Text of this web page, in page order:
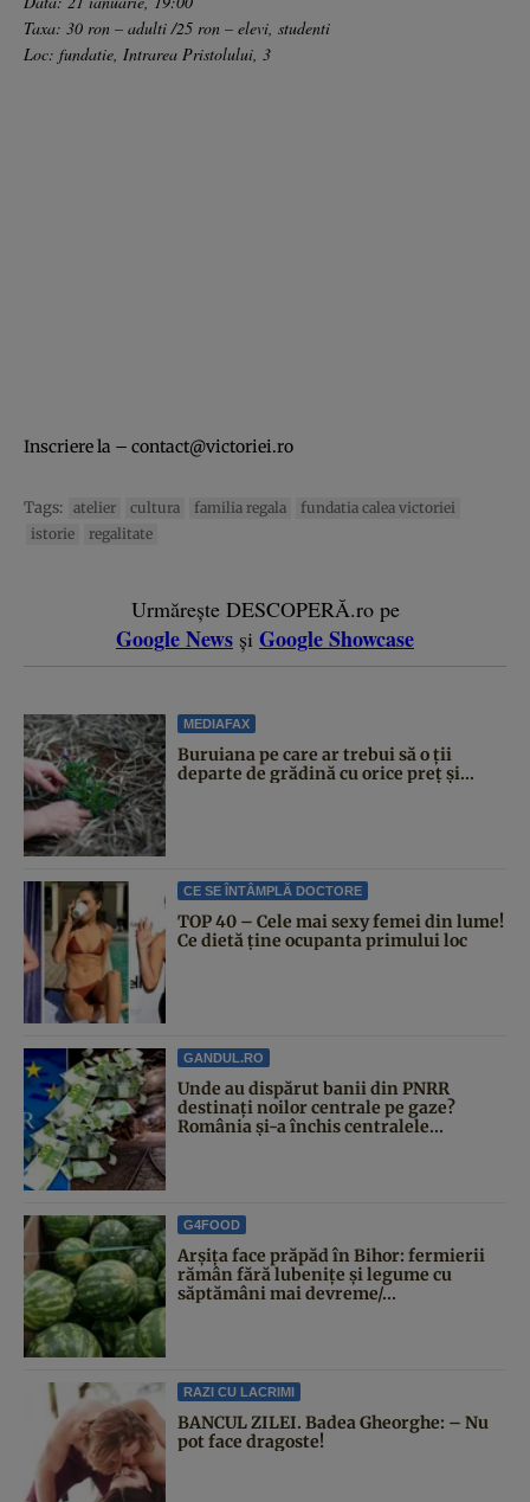
Taxa: 30 ron – adulti /25 ron – elevi, studenti
Loc: fundatie, Intrarea Pristolului, 3
Inscriere la – contact@victoriei.ro
Tags: atelier cultura familia regala
fundatia calea victoriei
istorie
regalitate
Urmărește DESCOPERĂ.ro pe
Google News și Google Showcase
MEDIAFAX
Buruiana pe care ar trebui să o ții
departe de grădină cu orice preț și...
CE SE ÎNTÂMPLĂ DOCTORE
TOP 40 – Cele mai sexy femei din lume!
Ce dietă ține ocupanta primului loc
GANDUL.RO
Unde au dispărut banii din PNRR
destinați noilor centrale pe gaze?
România și-a închis centralele...
G4FOOD
Arșița face prăpăd în Bihor: fermierii
rămân fără lubenițe și legume cu
săptămâni mai devreme/...
RAZI CU LACRIMI
BANCUL ZILEI. Badea Gheorghe: – Nu
pot face dragoste!